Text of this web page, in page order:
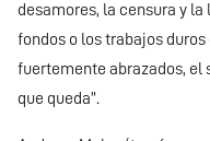
desamores, la censura y
fondos o los trabajos duros
fuertemente abrazados, el
que queda”.